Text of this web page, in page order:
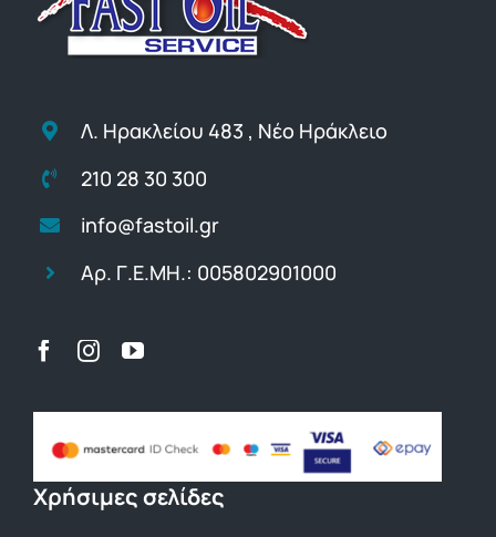
Λ. Ηρακλείου 483 , Νέο Ηράκλειο
210 28 30 300
info@fastoil.gr
Αρ. Γ.Ε.ΜΗ.: 005802901000
Χρήσιμες σελίδες